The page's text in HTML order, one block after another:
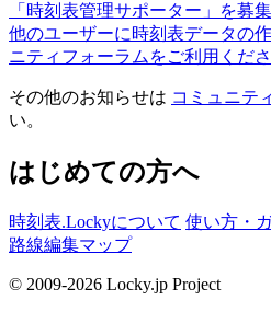
「時刻表管理サポーター」を募
他のユーザーに時刻表データの
ニティフォーラムをご利用くださ
その他のお知らせは コミュニテ
い。
はじめての方へ
時刻表.Lockyについて 使い方・
路線編集マップ
© 2009-2026 Locky.jp Project